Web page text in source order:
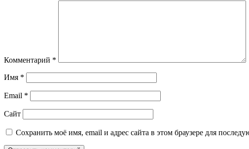
Комментарий *
Имя *
Email *
Сайт
Сохранить моё имя, email и адрес сайта в этом браузере для